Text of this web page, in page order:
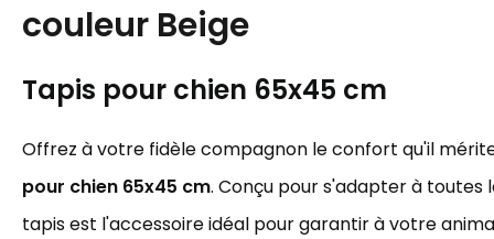
couleur Beige
Tapis pour chien 65x45 cm
Offrez à votre fidèle compagnon le confort qu'il
pour chien 65x45 cm. Conçu pour s'adapter à toutes
tapis est l'accessoire idéal pour garantir à votre